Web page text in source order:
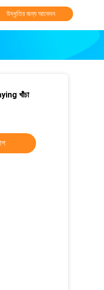
উদ্ধৃতির জন্য আবেদন
খাঁচা